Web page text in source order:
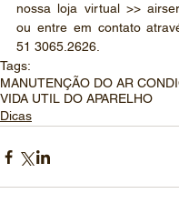
nossa loja virtual >>
ou entre em contato
51 3065.2626.
Tags:
MANUTENÇÃO DO AR
VIDA UTIL DO APARELHO
Dicas